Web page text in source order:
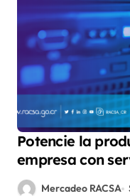
Potencie la
empresa con
virtuales￼
Mercadeo RACSA